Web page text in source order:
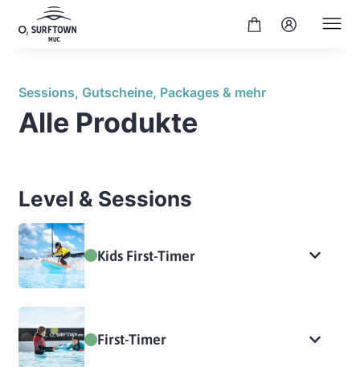
Sessions, Gutscheine, Packages & mehr
Alle Produkte
Level & Sessions
Kids First-Timer
First-Timer